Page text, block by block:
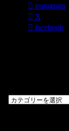
instagram
X
facebook
過